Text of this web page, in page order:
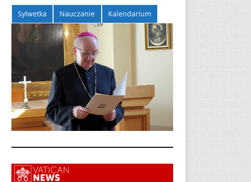
Sylwetka Nauczanie Kalendarium